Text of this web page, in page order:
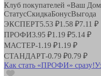
Клуб покупателей «Ваш
СтатусСкидкаБонусВыгода
ЭКСПЕРТ5.53 ₽1.58 ₽7.11 ₽
ПРОФИ3.95 ₽1.19 ₽5.14 ₽
МАСТЕР-1.19 ₽1.19 ₽
СТАНДАРТ-0.79 ₽0.79 ₽
Как стать «ПРОФИ» сразу!